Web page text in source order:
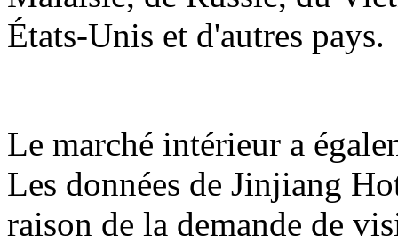
États-Unis et d'autres pays.
Le marché intérieur a
Les données de Jinjiang
raison de la demande de